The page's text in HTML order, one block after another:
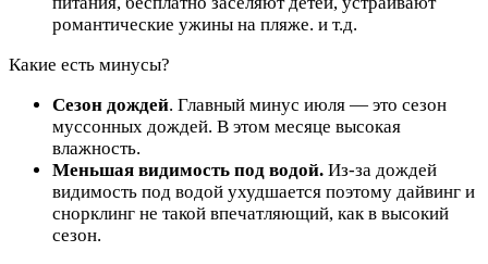
романтические ужины на пляже. и т.д.
Какие есть минусы?
Сезон дождей. Главный минус июля — это сезон
муссонных дождей. В этом месяце высокая
влажность.
Меньшая видимость под водой. Из-за дождей
видимость под водой ухудшается поэтому дайвинг и
снорклинг не такой впечатляющий, как в высокий
сезон.